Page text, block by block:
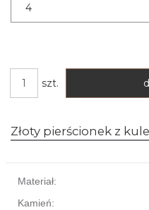
4
szt.
Złoty pierścionek z
Materiał:
Kamień: